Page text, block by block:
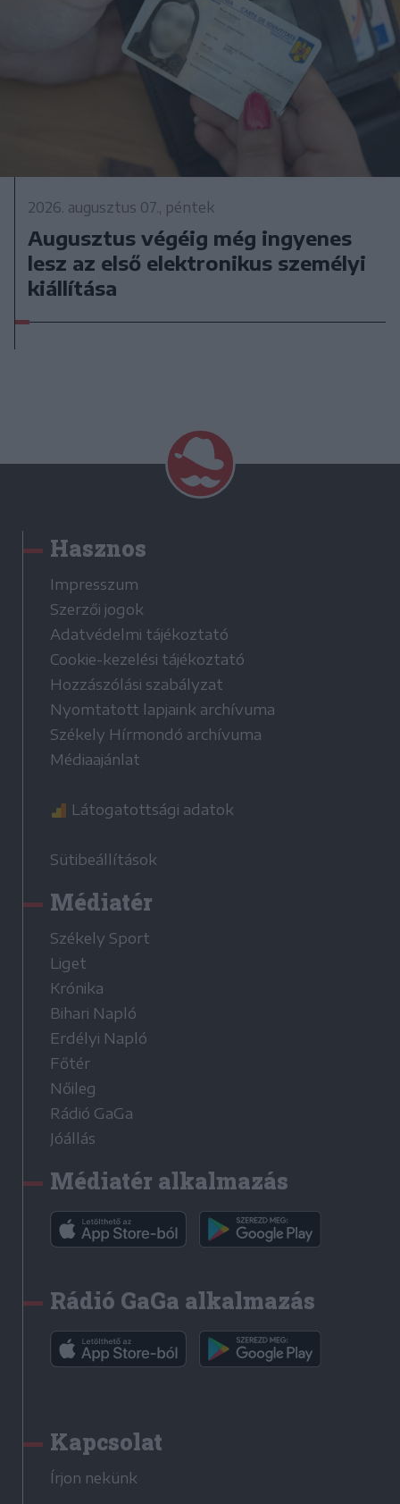
2026. augusztus 07., péntek
Augusztus végéig még ingyenes
lesz az első elektronikus személyi
kiállítása
Hasznos
Impresszum
Szerzői jogok
Adatvédelmi tájékoztató
Cookie-kezelési tájékoztató
Hozzászólási szabályzat
Nyomtatott lapjaink archívuma
Székely Hírmondó archívuma
Médiaajánlat
Látogatottsági adatok
Sütibeállítások
Médiatér
Székely Sport
Liget
Krónika
Bihari Napló
Erdélyi Napló
Főtér
Nőileg
Rádió GaGa
Jóállás
Médiatér alkalmazás
Rádió GaGa alkalmazás
Kapcsolat
Írjon nekünk